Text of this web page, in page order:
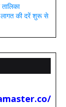
लागत की दरें शुरू से